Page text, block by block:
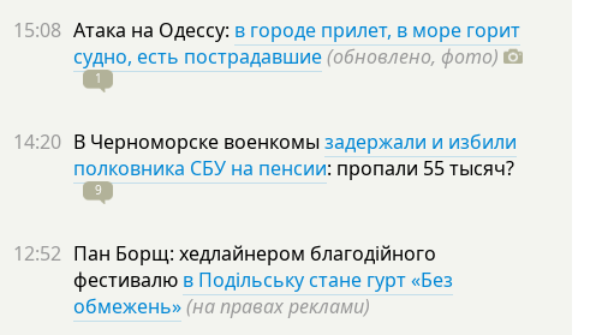
15:08 Атака на Одессу: в городе прилет, в море горит
судно, есть пострадавшие(обновлено, фото)
1
14:20 В Черноморске военкомы задержали и избили
полковника СБУ на пенсии: пропали 55тысяч?
9
12:52 Пан Борщ: хедлайнером благодійного
фестивалю в Подільську стане гурт «Без
обмежень»(на правах реклами)